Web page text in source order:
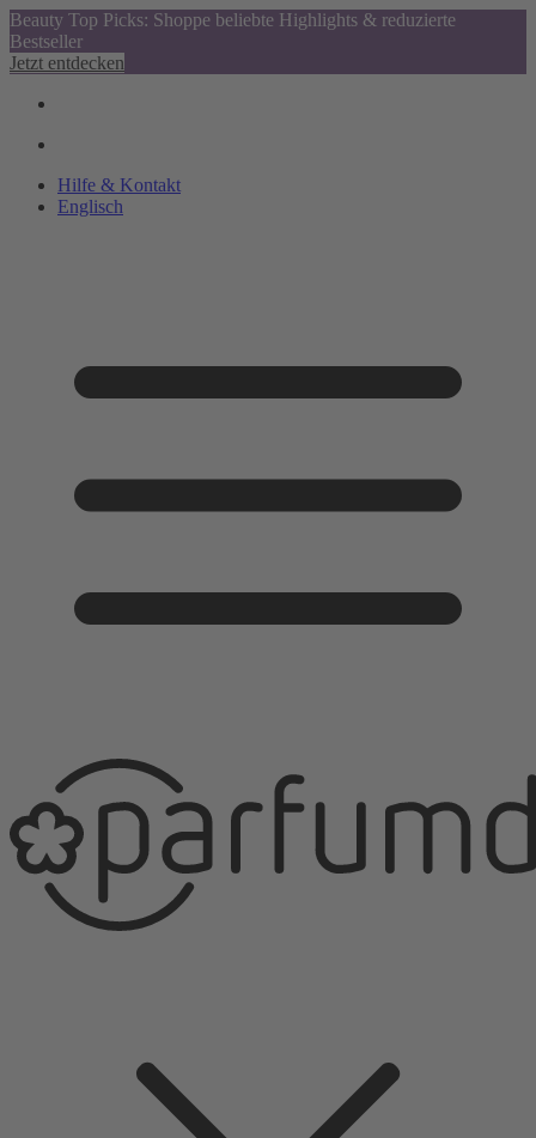
Beauty Top Picks: Shoppe beliebte Highlights & reduzierte
Bestseller
Jetzt entdecken
Hilfe & Kontakt
Englisch